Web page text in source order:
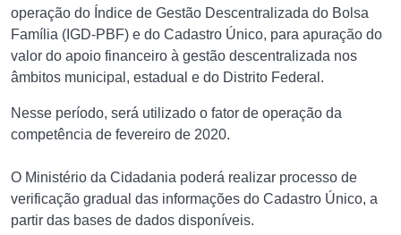
operação do Índice de Gestão Descentralizada do Bolsa
Família (IGD-PBF) e do Cadastro Único, para apuração do
valor do apoio financeiro à gestão descentralizada nos
âmbitos municipal, estadual e do Distrito Federal.
Nesse período, será utilizado o fator de operação da
competência de fevereiro de 2020.
O Ministério da Cidadania poderá realizar processo de
verificação gradual das informações do Cadastro Único, a
partir das bases de dados disponíveis.